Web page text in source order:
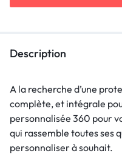
Description
A la recherche d’une
complète, et intégrale
personnalisée 360 pour
qui rassemble toutes ses
personnaliser à souhait.